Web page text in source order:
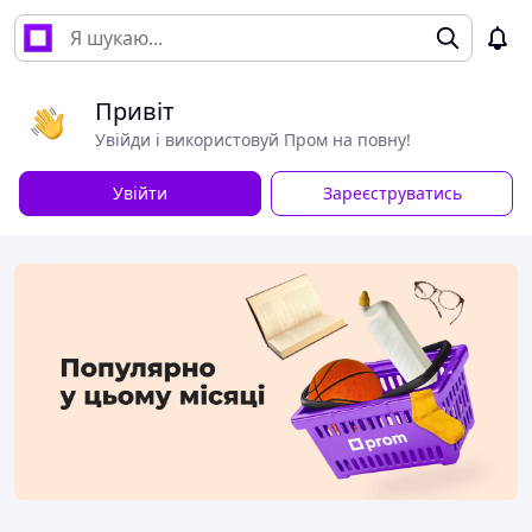
Привіт
Увійди і використовуй Пром на повну!
Увійти Зареєструватись